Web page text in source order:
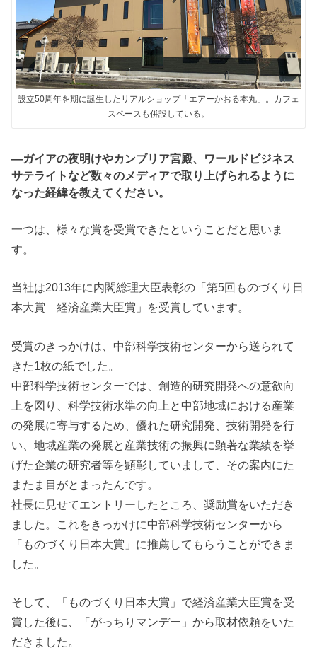
設立50周年を期に誕生したリアルショップ「エアーかおる本丸」。カフェ
スペースも併設している。
―ガイアの夜明けやカンブリア宮殿、ワールドビジネス
サテライトなど数々のメディアで取り上げられるように
なった経緯を教えてください。
一つは、様々な賞を受賞できたということだと思いま
す。
当社は2013年に内閣総理大臣表彰の「第5回ものづくり日
本大賞 経済産業大臣賞」を受賞しています。
受賞のきっかけは、中部科学技術センターから送られて
きた1枚の紙でした。
中部科学技術センターでは、創造的研究開発への意欲向
上を図り、科学技術水準の向上と中部地域における産業
の発展に寄与するため、優れた研究開発、技術開発を行
い、地域産業の発展と産業技術の振興に顕著な業績を挙
げた企業の研究者等を顕彰していまして、その案内にた
またま目がとまったんです。
社長に見せてエントリーしたところ、奨励賞をいただき
ました。これをきっかけに中部科学技術センターから
「ものづくり日本大賞」に推薦してもらうことができま
した。
そして、「ものづくり日本大賞」で経済産業大臣賞を受
賞した後に、「がっちりマンデー」から取材依頼をいた
だきました。